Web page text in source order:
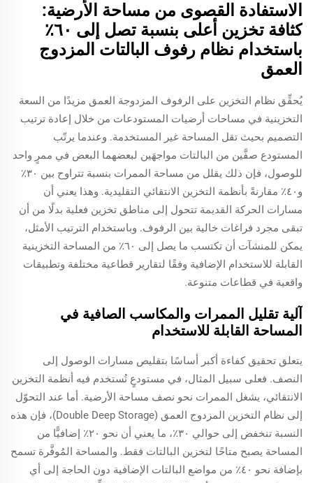
الاستفادة القصوى من مساحة الأرضية:
كثافة تخزين أعلى بنسبة تصل إلى ٦٠٪
باستخدام نظام رفوف البالتات المزدوج
العمق
يُحقِّق نظام التخزين على الرفوف المزدوجة العمق مزيدًا من السعة
التخزينية في مساحات أرضيات المستودعات من خلال إعادة ترتيب
التصميم بحيث تقل المساحة غير المستخدمة. وعندما يرتّب
المستودع صفَّين من البالتات مواجهَين لبعضهما البعض في ممرٍ واحد
للوصول، فإن ذلك يقلل من مساحة الممرات بنسبة تتراوح بين ٣٠٪
و٤٠٪ مقارنةً بأنظمة التخزين الانتقائي التقليدية. وهذا يعني أن
مسارات الحركة القديمة تتحول إلى مناطق تخزين فعلية بدلًا من أن
تبقى مجرد فراغات خالية بين الرفوف. وباستخدام الترتيب الأمثل،
يمكن للمنشآت أن تكتسب ما يصل إلى ٦٠٪ من المساحة التخزينية
القابلة للاستخدام الإضافية وفقًا لتقارير قطاعية مختلفة وتطبيقات
واقعية في قطاعات متنوعة.
آلية تقليل الممرات والمكاسب الصافية في
المساحة القابلة للاستخدام
يتعلق تحقيق كفاءة أكبر أساسًا بتقليص مسارات الوصول إلى
النصف. فعلى سبيل المثال، في مستودعٍ تُستخدم فيه أنظمة التخزين
الانتقائي، يشغل الممرات نحو نصف مساحة الأرضية. أما عند التحوّل
إلى نظام التخزين المزدوج العمق (Double Deep Storage)، فإن هذه
النسبة تنخفض إلى حوالي ٣٠٪، ما يعني أن نحو ٢٠٪ إضافيًّا من
المساحة يصبح متاحًا لتخزين البالتات فقط. والمساحة المُوفَّرة تسمح
بإضافة نحو ٤٠٪ من مواضع البالتات الإضافية دون الحاجة إلى أي